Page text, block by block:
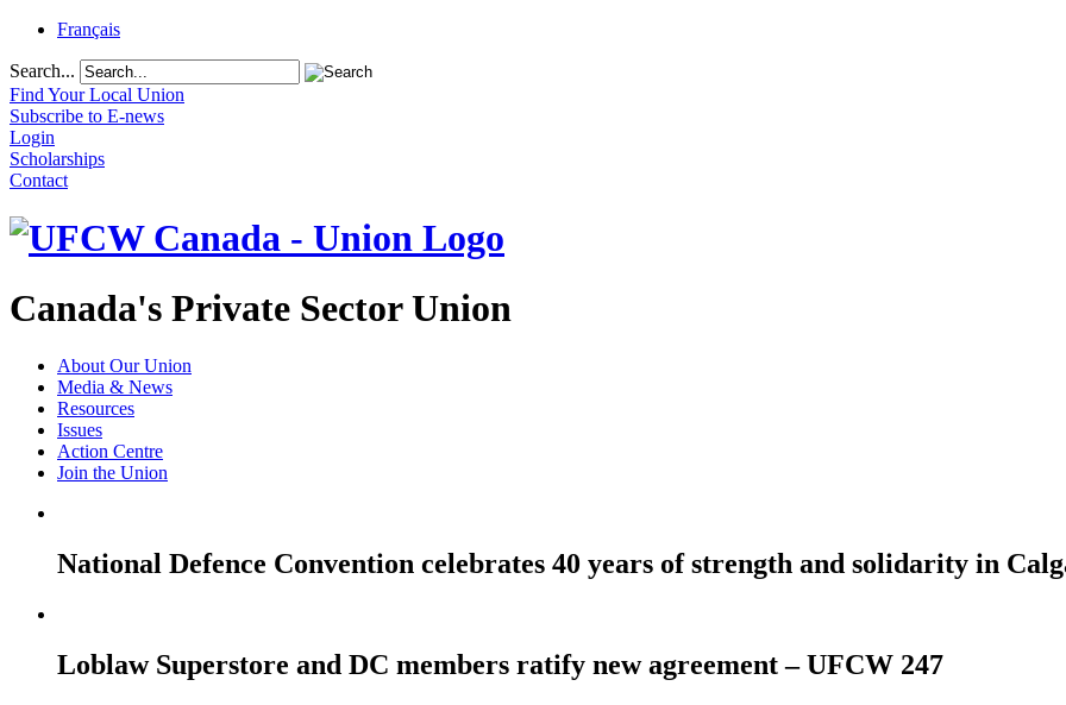
Français
Search...
Find Your Local Union
Subscribe to E-news
Login
Scholarships
Contact
Canada's Private Sector Union
About Our Union
Media & News
Resources
Issues
Action Centre
Join the Union
National Defence Convention celebrates 40 years of strength and solidarity in
Loblaw Superstore and DC members ratify new agreement – UFCW 247